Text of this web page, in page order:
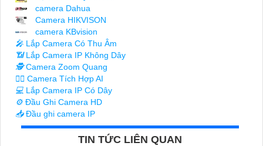
camera Dahua
Camera HIKVISON
camera KBvision
️🎤️ Lắp Camera Có Thu Âm
📶Lắp Camera IP Không Dây
🕵️Camera Zoom Quang
🧛‍♀️ Camera Tích Hợp AI
💻 Lắp Camera IP Có Dây
⚙️ Đầu Ghi Camera HD
📥Đầu ghi camera IP
TIN TỨC LIÊN QUAN